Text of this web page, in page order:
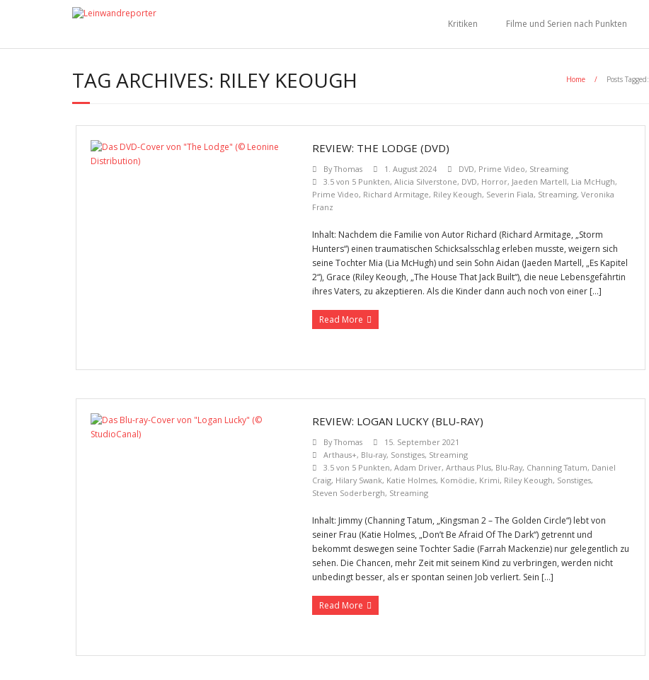
Kritiken Filme und Serien nach Punkten
TAG ARCHIVES: RILEY KEOUGH Home / Posts Tagged:
REVIEW: THE LODGE (DVD)
ByThomas 1. August 2024 DVD, Prime Video, Streaming
3.5 von 5 Punkten,Alicia Silverstone, DVD, Horror, Jaeden Martell, Lia McHugh,
Prime Video, Richard Armitage, Riley Keough, Severin Fiala, Streaming,Veronika
Franz
Inhalt: Nachdem die Familie von Autor Richard (Richard Armitage, „Storm
Hunters“) einen traumatischen Schicksalsschlag erleben musste, weigern sich
seine Tochter Mia (Lia McHugh) und sein Sohn Aidan (Jaeden Martell, „Es Kapitel
2“), Grace (Riley Keough, „The House That Jack Built“), die neue Lebensgefährtin
ihres Vaters, zu akzeptieren. Als die Kinder dann auch noch von einer […]
Read More
REVIEW: LOGAN LUCKY (BLU-RAY)
ByThomas
15. September 2021
Arthaus+, Blu-ray, Sonstiges, Streaming
3.5 von 5 Punkten,Adam Driver,Arthaus Plus, Blu-Ray, Channing Tatum, Daniel
Craig, Hilary Swank, Katie Holmes, Komödie, Krimi, Riley Keough, Sonstiges,
Steven Soderbergh, Streaming
Inhalt: Jimmy (Channing Tatum, „Kingsman 2 – The Golden Circle“) lebt von
seiner Frau (Katie Holmes, „Don’t Be Afraid Of The Dark“) getrennt und
bekommt deswegen seine Tochter Sadie (Farrah Mackenzie) nur gelegentlich zu
sehen. Die Chancen, mehr Zeit mit seinem Kind zu verbringen, werden nicht
unbedingt besser, als er spontan seinen Job verliert. Sein […]
Read More